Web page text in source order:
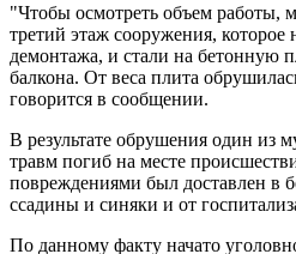
"Чтобы осмотреть объем работы,
третий этаж сооружения, которое
демонтажа, и стали на бетонную
балкона. От веса плита
говорится в сообщении.
В результате обрушения один из
травм погиб на месте
повреждениями был доставлен в
ссадины и синяки и от
По данному факту начато